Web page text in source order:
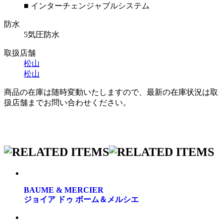
■ インターチェンジャブルシステム
防水
5気圧防水
取扱店舗
松山
松山
商品の在庫は随時変動いたしますので、最新の在庫状況は取
扱店舗までお問い合わせください。
BAUME & MERCIER
ジョイア ドゥ ボーム＆メルシエ